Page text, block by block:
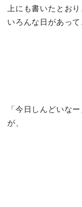
上にも書いたとお
いろんな日があって
「今日しんどいな
が、